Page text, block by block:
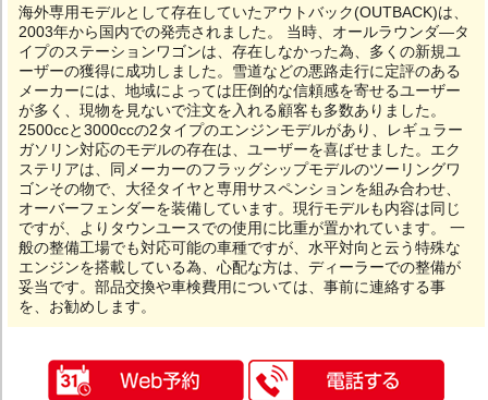
海外専用モデルとして存在していたアウトバック(OUTBACK)は、
2003年から国内での発売されました。 当時、オールラウンダ―タ
イプのステーションワゴンは、存在しなかった為、多くの新規ユ
ーザーの獲得に成功しました。雪道などの悪路走行に定評のある
メーカーには、地域によっては圧倒的な信頼感を寄せるユーザー
が多く、現物を見ないで注文を入れる顧客も多数ありました。
2500ccと3000ccの2タイプのエンジンモデルがあり、レギュラー
ガソリン対応のモデルの存在は、ユーザーを喜ばせました。エク
ステリアは、同メーカーのフラッグシップモデルのツーリングワ
ゴンその物で、大径タイヤと専用サスペンションを組み合わせ、
オーバーフェンダーを装備しています。現行モデルも内容は同じ
ですが、よりタウンユースでの使用に比重が置かれています。 一
般の整備工場でも対応可能の車種ですが、水平対向と云う特殊な
エンジンを搭載している為、心配な方は、ディーラーでの整備が
妥当です。部品交換や車検費用については、事前に連絡する事
を、お勧めします。